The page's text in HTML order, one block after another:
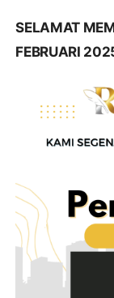
SELAMAT
FEBRUARI